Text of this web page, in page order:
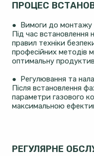
ПРОЦЕС
● Вимоги до монтажу
Під час встановлення
правил техніки
професійних методів
оптимальну
● Регулювання та
Після встановлення
параметри газового
максимальною
РЕГУЛЯРНЕ